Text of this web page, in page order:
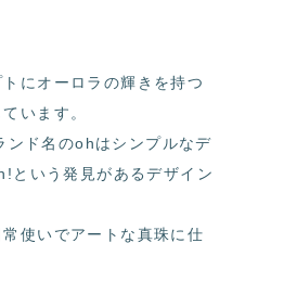
にオーロラの輝きを持つ
います。
ド名のohはシンプルなデ
という発見があるデザイン
使いでアートな真珠に仕